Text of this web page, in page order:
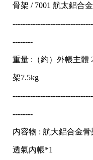
骨架 / 7001 航太鋁合金
--------
重量 :（約）外帳主體
架7.5kg
--------
内容物 : 航大鋁合金
透氣內帳*1